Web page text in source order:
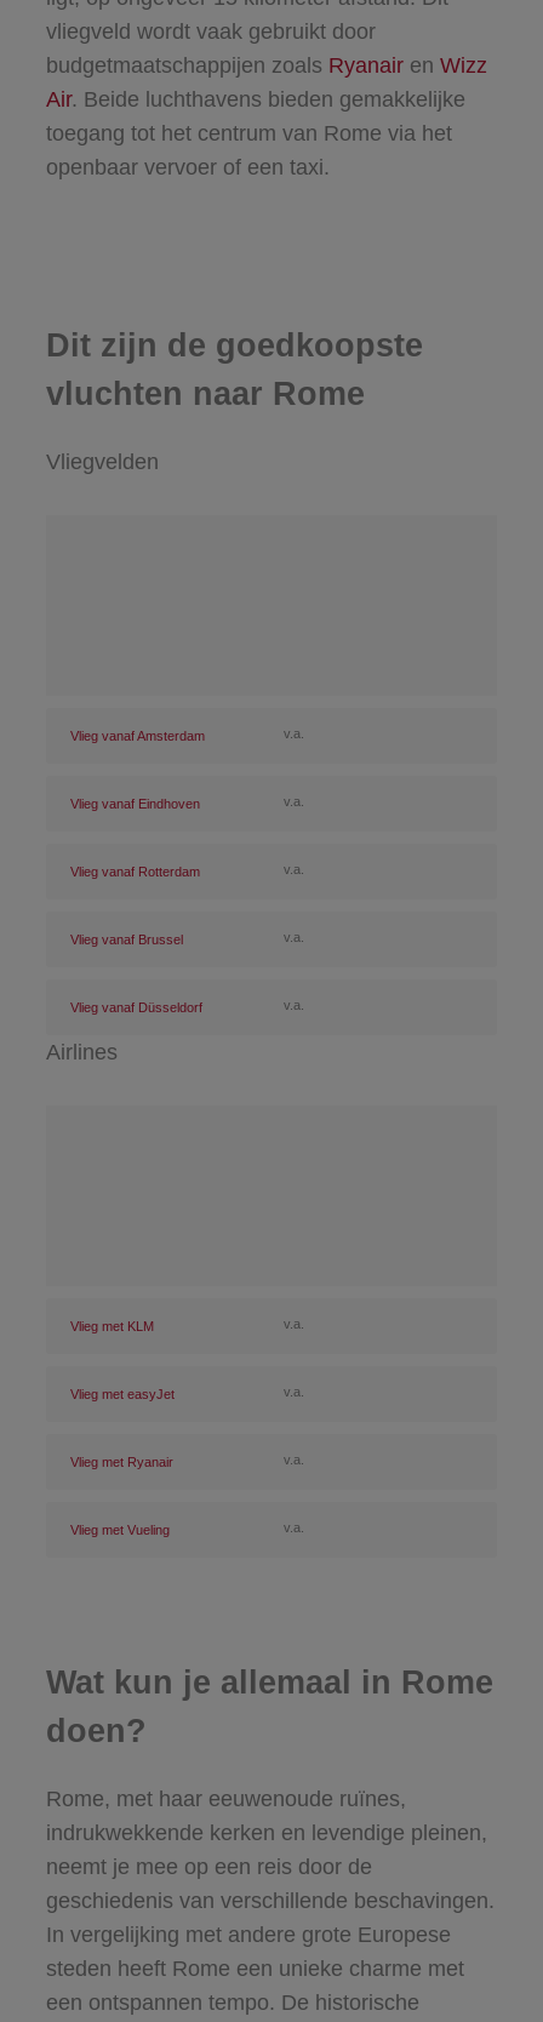
vliegveld wordt vaak gebruikt door
budgetmaatschappijen zoals Ryanairen Wizz
Air. Beide luchthavens bieden gemakkelijke
toegang tot het centrum van Rome via het
openbaar vervoer of een taxi.
Dit zijn de goedkoopste
vluchten naar Rome
Vliegvelden
Vlieg vanaf Amsterdam v.a.
Vlieg vanaf Eindhoven v.a.
Vlieg vanaf Rotterdam v.a.
Vlieg vanaf Brussel v.a.
Vlieg vanaf Düsseldorf v.a.
Airlines
Vlieg met KLM v.a.
Vlieg met easyJet v.a.
Vlieg met Ryanair v.a.
Vlieg met Vueling v.a.
Wat kun je allemaal in Rome
doen?
Rome, met haar eeuwenoude ruïnes,
indrukwekkende kerken en levendige pleinen,
neemt je mee op een reis door de
geschiedenis van verschillende beschavingen.
In vergelijking met andere grote Europese
steden heeft Rome een unieke charme met
een ontspannen tempo. De historische